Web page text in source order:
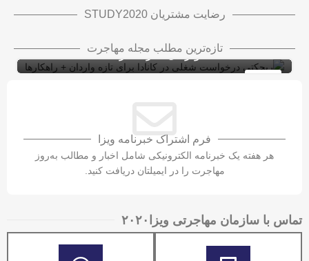
رضایت مشتریان STUDY2020
ویزای کار
ویزای کاری کانادا با LMIA
تازه‌ترین مطلب مجله مهاجرت
واردان + راهکارها
فرم اشتراک خبرنامه ویزا
هر هفته یک خبرنامه الکترونیکی شامل اخبار و مطالب به‌روز
مهاجرت را در ایمیلتان دریافت کنید.
تماس با سازمان مهاجرتی ویزا۲۰۲۰​